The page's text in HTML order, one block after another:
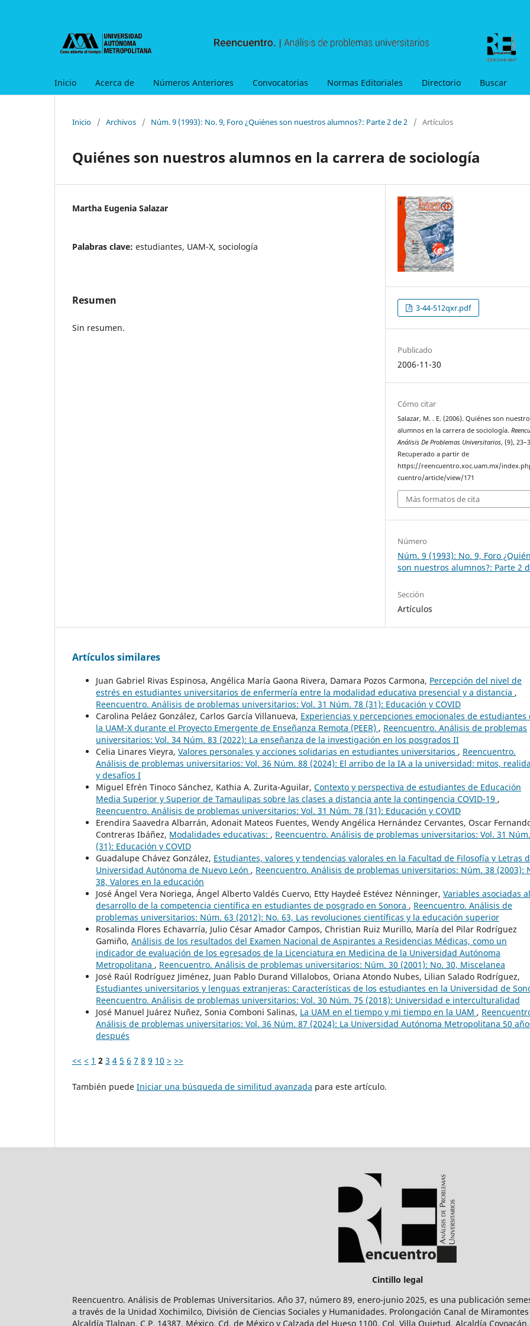
Inicio Acerca de Números Anteriores Convocatorias Normas Editoriales Directorio Buscar
Inicio / Archivos / Núm. 9 (1993): No. 9, Foro ¿Quiénes son nuestros alumnos?: Parte 2 de 2 / Artículos
Quiénes son nuestros alumnos en la carrera de sociología
Martha Eugenia Salazar
Palabras clave: estudiantes, UAM-X, sociología
Resumen
Sin resumen.
3-44-512qxr.pdf
Publicado
2006-11-30
Cómo citar
Salazar, M. . E. (2006). Quiénes son
alumnos en la carrera de sociología.
Análisis De Problemas Universitarios, (9),
Recuperado a partir de
https://reencuentro.xoc.uam.mx/
cuentro/article/view/171
Más formatos de cita
Número
Núm. 9 (1993): No. 9, Foro
son nuestros alumnos?: Parte 2
Sección
Artículos
Artículos similares
Juan Gabriel Rivas Espinosa, Angélica María Gaona Rivera, Damara Pozos Carmona, Percepción del nivel de
estrés en estudiantes universitarios de enfermería entre la modalidad educativa presencial y a distancia ,
Reencuentro. Análisis de problemas universitarios: Vol. 31 Núm. 78 (31): Educación y COVID
Carolina Peláez González, Carlos García Villanueva, Experiencias y percepciones emocionales de estudiantes
la UAM-X durante el Proyecto Emergente de Enseñanza Remota (PEER) , Reencuentro. Análisis de problemas
universitarios: Vol. 34 Núm. 83 (2022): La enseñanza de la investigación en los posgrados II
Celia Linares Vieyra, Valores personales y acciones solidarias en estudiantes universitarios , Reencuentro.
Análisis de problemas universitarios: Vol. 36 Núm. 88 (2024): El arribo de la IA a la universidad: mitos,
y desafíos I
Miguel Efrén Tinoco Sánchez, Kathia A. Zurita-Aguilar, Contexto y perspectiva de estudiantes de Educación
Media Superior y Superior de Tamaulipas sobre las clases a distancia ante la contingencia COVID-19 ,
Reencuentro. Análisis de problemas universitarios: Vol. 31 Núm. 78 (31): Educación y COVID
Erendira Saavedra Albarrán, Adonait Mateos Fuentes, Wendy Angélica Hernández Cervantes, Oscar
Contreras Ibáñez, Modalidades educativas: , Reencuentro. Análisis de problemas universitarios: Vol. 31
(31): Educación y COVID
Guadalupe Chávez González, Estudiantes, valores y tendencias valorales en la Facultad de Filosofía y Letras
Universidad Autónoma de Nuevo León , Reencuentro. Análisis de problemas universitarios: Núm. 38 (2003):
38, Valores en la educación
José Ángel Vera Noriega, Ángel Alberto Valdés Cuervo, Etty Haydeé Estévez Nénninger, Variables asociadas al
desarrollo de la competencia científica en estudiantes de posgrado en Sonora , Reencuentro. Análisis de
problemas universitarios: Núm. 63 (2012): No. 63, Las revoluciones científicas y la educación superior
Rosalinda Flores Echavarría, Julio César Amador Campos, Christian Ruiz Murillo, María del Pilar Rodríguez
Gamiño, Análisis de los resultados del Examen Nacional de Aspirantes a Residencias Médicas, como un
indicador de evaluación de los egresados de la Licenciatura en Medicina de la Universidad Autónoma
Metropolitana , Reencuentro. Análisis de problemas universitarios: Núm. 30 (2001): No. 30, Miscelanea
José Raúl Rodríguez Jiménez, Juan Pablo Durand Villalobos, Oriana Atondo Nubes, Lilian Salado Rodríguez,
Estudiantes universitarios y lenguas extranjeras: Características de los estudiantes en la Universidad de
Reencuentro. Análisis de problemas universitarios: Vol. 30 Núm. 75 (2018): Universidad e interculturalidad
José Manuel Juárez Nuñez, Sonia Comboni Salinas, La UAM en el tiempo y mi tiempo en la UAM ,
Análisis de problemas universitarios: Vol. 36 Núm. 87 (2024): La Universidad Autónoma Metropolitana 50
después
<< < 1 2 3 4 5 6 7 8 9 10 > >>
También puede Iniciar una búsqueda de similitud avanzada para este artículo.
Cintillo legal
Reencuentro. Análisis de Problemas Universitarios. Año 37, número 89, enero-junio 2025, es una publicación
a través de la Unidad Xochimilco, División de Ciencias Sociales y Humanidades. Prolongación Canal de Miramontes
Alcaldía Tlalpan, C.P. 14387, México, Cd. de México y Calzada del Hueso 1100, Col. Villa Quietud, Alcaldía